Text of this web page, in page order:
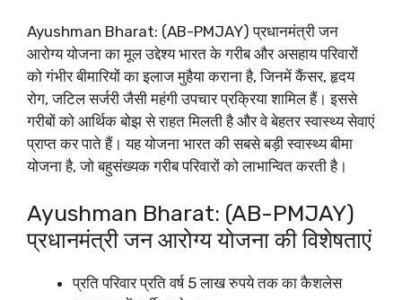
Ayushman Bharat: (AB-PMJAY) प्रधानमंत्री जन
आरोग्य योजना का मूल उद्देश्य भारत के गरीब और असहाय परिवारों
को गंभीर बीमारियों का इलाज मुहैया कराना है, जिनमें कैंसर, हृदय
रोग, जटिल सर्जरी जैसी महंगी उपचार प्रक्रिया शामिल हैं। इससे
गरीबों को आर्थिक बोझ से राहत मिलती है और वे बेहतर स्वास्थ्य सेवाएं
प्राप्त कर पाते हैं। यह योजना भारत की सबसे बड़ी स्वास्थ्य बीमा
योजना है, जो बहुसंख्यक गरीब परिवारों को लाभान्वित करती है।
Ayushman Bharat: (AB-PMJAY)
प्रधानमंत्री जन आरोग्य योजना की विशेषताएं
प्रति परिवार प्रति वर्ष 5 लाख रुपये तक का कैशलेस